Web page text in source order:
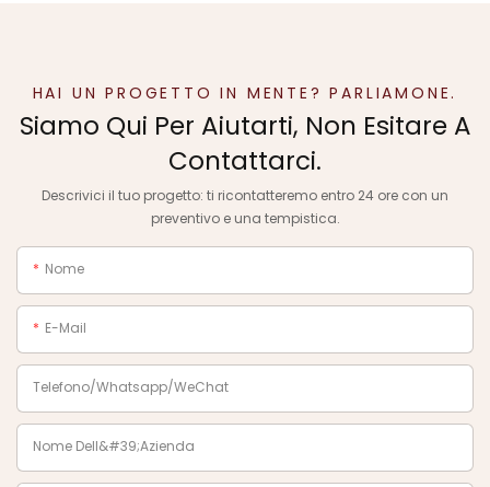
HAI UN PROGETTO IN MENTE? PARLIAMONE.
Siamo Qui Per Aiutarti, Non Esitare A
Contattarci.
Descrivici il tuo progetto: ti ricontatteremo entro 24 ore con un
preventivo e una tempistica.
Nome
E-Mail
Telefono/Whatsapp/WeChat
Nome Dell&#39;azienda